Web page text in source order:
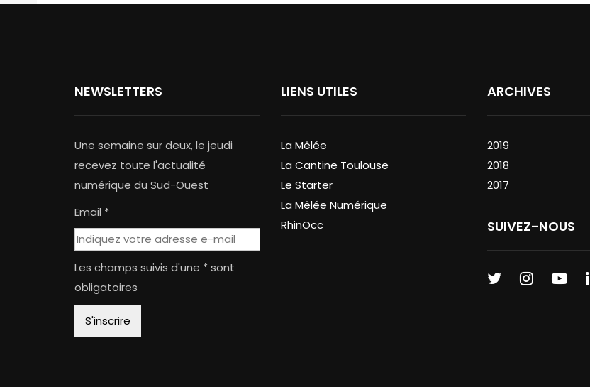
NEWSLETTERS
Une semaine sur deux, le jeudi
recevez toute l'actualité
numérique du Sud-Ouest
Email *
Les champs suivis d'une * sont
obligatoires
LIENS UTILES
La Mêlée
La Cantine Toulouse
Le Starter
La Mêlée Numérique
RhinOcc
ARCHIVES
2019
2018
2017
SUIVEZ-NOUS